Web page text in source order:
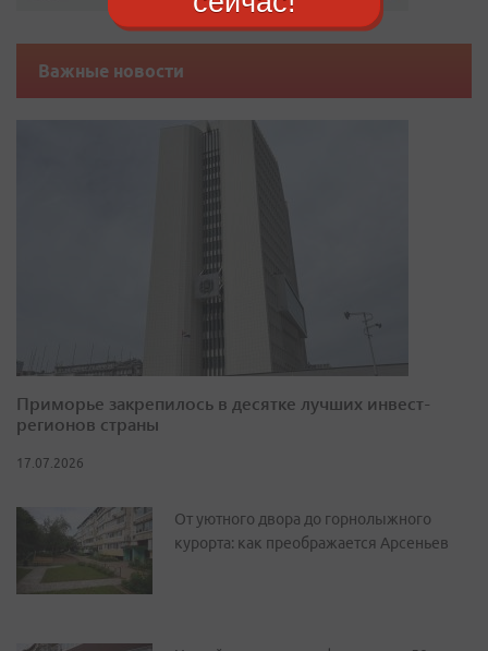
Важные новости
Приморье закрепилось в десятке лучших инвест-
регионов страны
17.07.2026
От уютного двора до горнолыжного
курорта: как преображается Арсеньев